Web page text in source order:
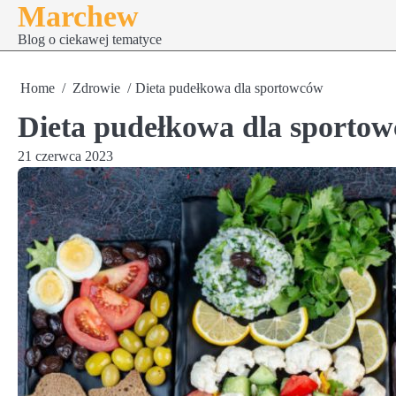
Skip
content
Marchew
Blog o ciekawej tematyce
Home Zdrowie Dieta pudełkowa dla sportowców
Dieta pudełkowa dla
21 czerwca 2023